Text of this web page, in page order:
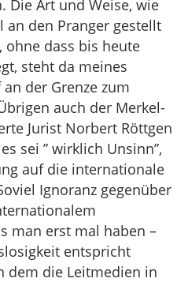
Die Art und Weise, wie
an den Pranger gestellt
dass bis heute
steht da meines
der Grenze zum
auch der Merkel-
Jurist Norbert Röttgen
sei ” wirklich Unsinn”,
auf die internationale
Ignoranz gegenüber
man erst mal haben –
entspricht
dem die Leitmedien in